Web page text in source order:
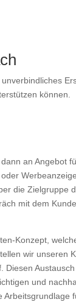
können.
an Angebot
die Zielgruppe
mit dem
Konzept,
wir unseren
und